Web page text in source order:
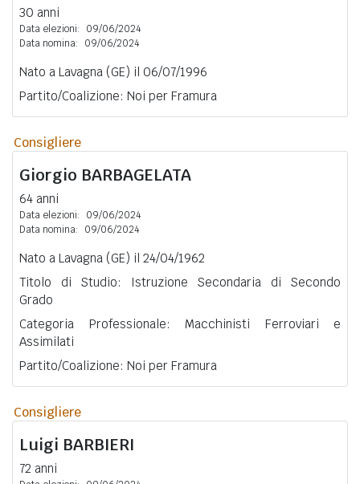
30 anni
Data elezioni:
09/06/2024
Data nomina:
09/06/2024
Nato a Lavagna (GE) il 06/07/1996
Partito/Coalizione: Noi per Framura
Consigliere
Giorgio BARBAGELATA
64 anni
Data elezioni:
09/06/2024
Data nomina:
09/06/2024
Nato a Lavagna (GE) il 24/04/1962
Titolo di Studio: Istruzione Secondaria di Secondo
Grado
Categoria Professionale: Macchinisti Ferroviari e
Assimilati
Partito/Coalizione: Noi per Framura
Consigliere
Luigi BARBIERI
72 anni